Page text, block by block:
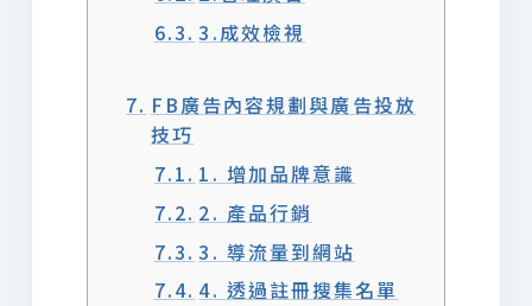
3.成效檢視
FB廣告內容規劃與廣告投放
技巧
1. 增加品牌意識
2. 產品行銷
3. 導流量到網站
4. 透過註冊搜集名單